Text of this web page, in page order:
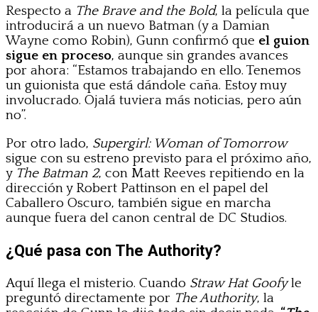
Respecto a The Brave and the Bold, la película que
introducirá a un nuevo Batman (y a Damian
Wayne como Robin), Gunn confirmó que el guion
sigue en proceso, aunque sin grandes avances
por ahora: “Estamos trabajando en ello. Tenemos
un guionista que está dándole caña. Estoy muy
involucrado. Ojalá tuviera más noticias, pero aún
no”.
Por otro lado, Supergirl: Woman of Tomorrow
sigue con su estreno previsto para el próximo año,
y The Batman 2, con Matt Reeves repitiendo en la
dirección y Robert Pattinson en el papel del
Caballero Oscuro, también sigue en marcha
aunque fuera del canon central de DC Studios.
¿Qué pasa con The Authority?
Aquí llega el misterio. Cuando Straw Hat Goofyle
preguntó directamente por The Authority, la